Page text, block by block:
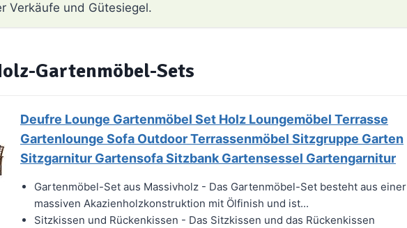
Verkäufe und Gütesiegel.
Gartenmöbel-Sets
Deufre Lounge Gartenmöbel Set Holz Loungemöbel Terrasse
Gartenlounge Sofa Outdoor Terrassenmöbel Sitzgruppe Garten
Sitzgarnitur Gartensofa Sitzbank Gartensessel Gartengarnitur
Gartenmöbel-Set aus Massivholz - Das Gartenmöbel-Set besteht aus einer
massiven Akazienholzkonstruktion mit Ölfinish und ist...
Sitzkissen und Rückenkissen - Das Sitzkissen und das Rückenkissen